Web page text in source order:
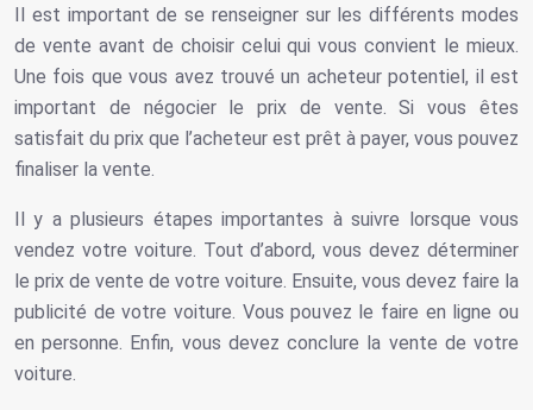
Il est important de se renseigner sur les différents modes
de vente avant de choisir celui qui vous convient le mieux.
Une fois que vous avez trouvé un acheteur potentiel, il est
important de négocier le prix de vente. Si vous êtes
satisfait du prix que l’acheteur est prêt à payer, vous pouvez
finaliser la vente.
Il y a plusieurs étapes importantes à suivre lorsque vous
vendez votre voiture. Tout d’abord, vous devez déterminer
le prix de vente de votre voiture. Ensuite, vous devez faire la
publicité de votre voiture. Vous pouvez le faire en ligne ou
en personne. Enfin, vous devez conclure la vente de votre
voiture.